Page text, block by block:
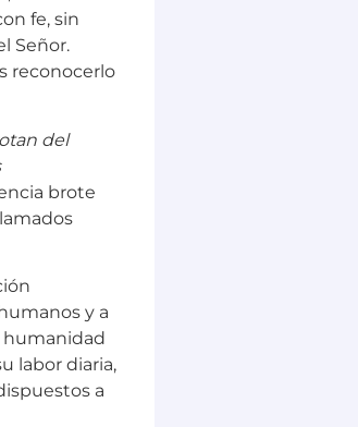
fe, sin
Señor.
reconocerlo
del
brote
y a
humanidad
labor diaria,
a